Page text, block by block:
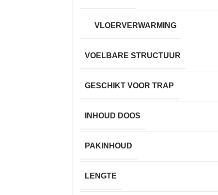
VLOERVERWARMING
VOELBARE STRUCTUUR
GESCHIKT VOOR TRAP
INHOUD DOOS
PAKINHOUD
LENGTE